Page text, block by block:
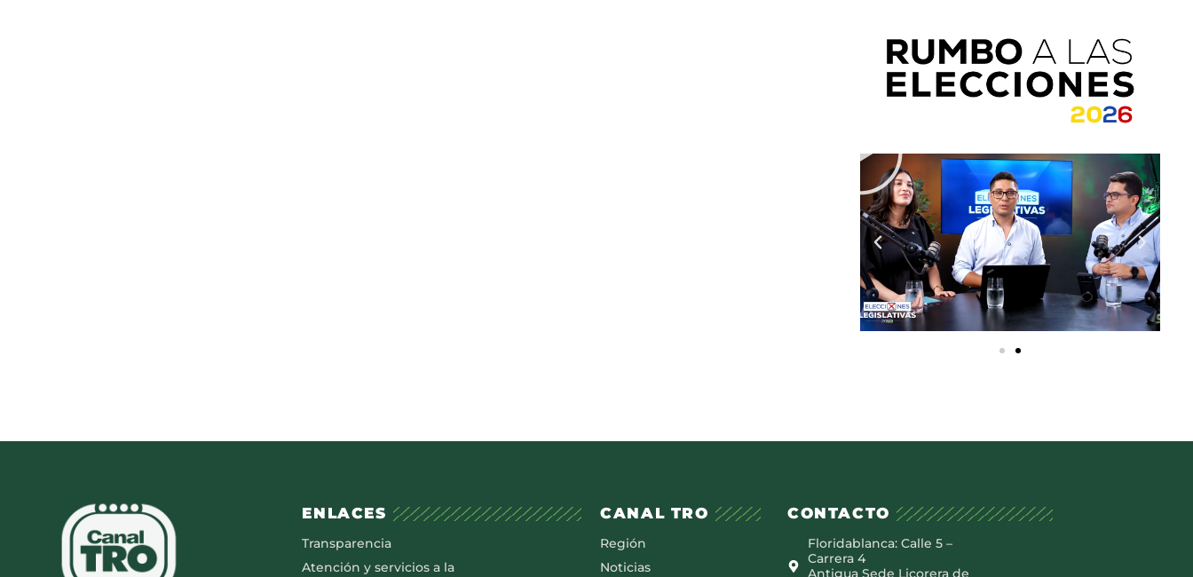
ENLACES
Transparencia
Atención y servicios a la
CANAL TRO
Región
Noticias
CONTACTO
Floridablanca: Calle 5 –
Carrera 4
Antigua Sede Licorera de